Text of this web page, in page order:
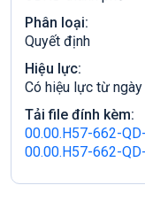
Phân loại:
Quyết định
Hiệu lực:
Có hiệu lực từ
Tải file đính kèm:
00.00.H57-662-
00.00.H57-662-